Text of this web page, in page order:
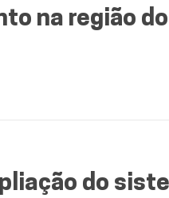
na região do
do